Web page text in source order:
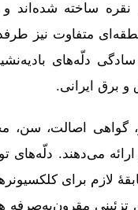
نقره ساخته شده‌اند
متفاوت نیز
دلّه‌های
برق ایرانی.
گواهی اصالت، سن،
می‌دهند. دلّه‌های
لازم برای
تزئینی مقرون‌به‌صرفه